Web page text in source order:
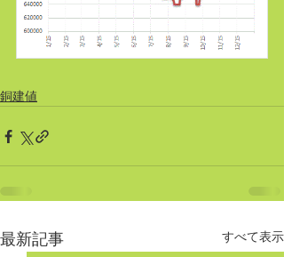
銅建値
最新記事 すべて表示